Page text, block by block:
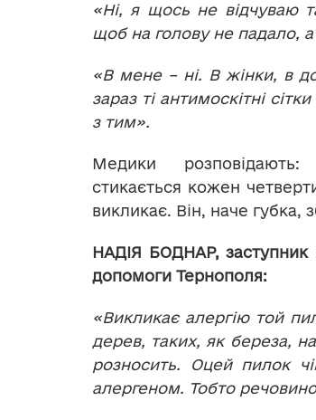
«Ні, я щось не відчуваю
щоб на голову не падало,
«В мене – ні. В жінки, в
зараз ті антимоскітні
з тим».
Медики
стикається кожен
викликає. Він, наче губка,
НАДІЯ БОДНАР, заступник
допомоги Тернополя:
«Викликає алергію той
дерев, таких, як береза,
розносить. Оцей пилок
алергеном. Тобто